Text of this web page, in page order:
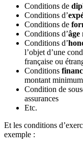
Conditions de
Conditions d’
Conditions de
Conditions d’âge
Conditions d’
l’objet d’une
française ou
Conditions
montant
Condition de
assurances
Etc.
Et les conditions
exemple :